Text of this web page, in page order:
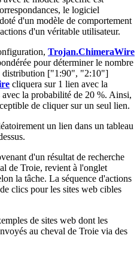
le logiciel
d'un modèle de comportement
d'un véritable utilisateur.
Trojan.ChimeraWire
pour déterminer le nombre
distribution ["1:90", "2:10"]
cliquera sur 1 lien avec la
la probabilité de 20 %. Ainsi,
de cliquer sur un seul lien.
un lien dans un tableau
d'un résultat de recherche
de Troie, revient à l'onglet
la tâche. La séquence d'actions
clics pour les sites web cibles
de sites web dont les
au cheval de Troie via des